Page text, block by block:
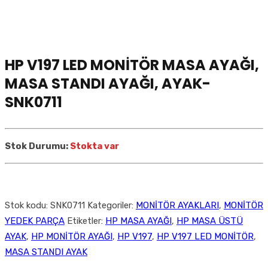
HP V197 LED MONİTÖR MASA AYAĞI,
MASA STANDI AYAĞI, AYAK-
SNK0711
Stok Durumu: Stokta var
Stok kodu: SNK0711 Kategoriler: MONİTÖR AYAKLARI, MONİTÖR
YEDEK PARÇA Etiketler: HP MASA AYAĞI, HP MASA ÜSTÜ
AYAK, HP MONİTÖR AYAĞI, HP V197, HP V197 LED MONİTÖR,
MASA STANDI AYAK